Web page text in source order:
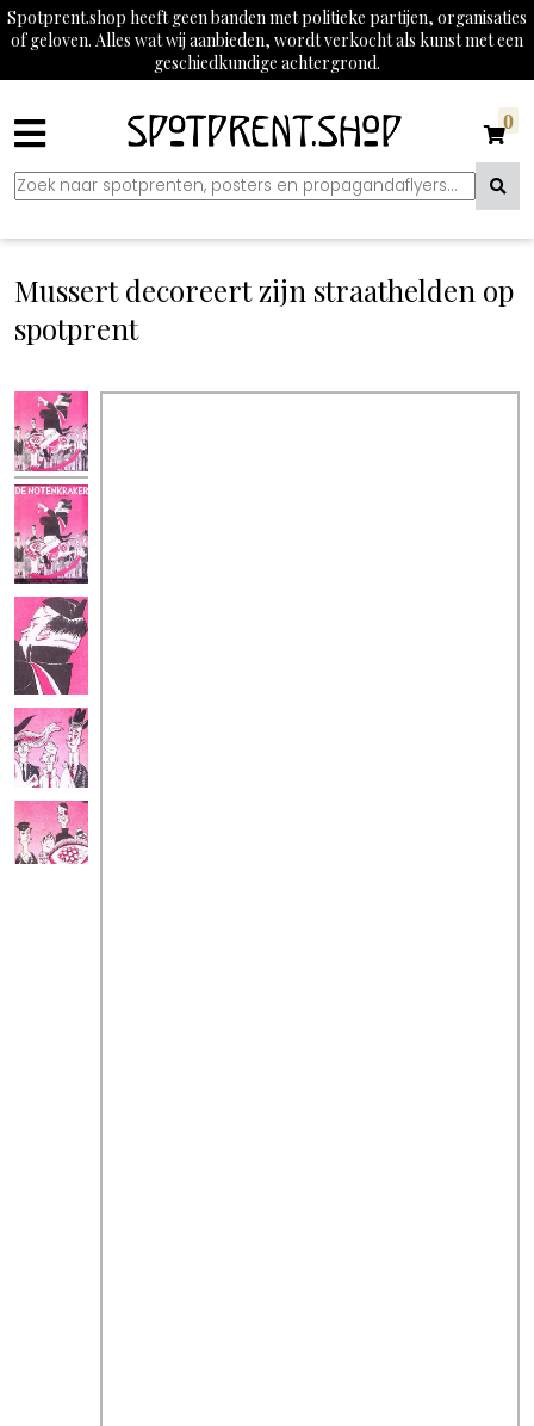
Spotprent.shop heeft geen banden met politieke partijen, organisaties
of geloven. Alles wat wij aanbieden, wordt verkocht als kunst met een
geschiedkundige achtergrond.
0
Mussert decoreert zijn straathelden op
spotprent